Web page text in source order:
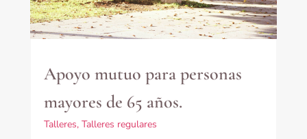
Apoyo mutuo para personas
mayores de 65 años.
Talleres, Talleres regulares